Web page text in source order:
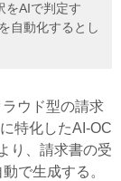
をAIで判定す
自動化するとし
ウド型の請求
特化したAI-OC
り、請求書の受
で生成する。